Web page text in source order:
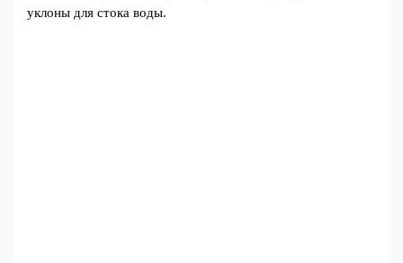
уклоны для стока воды.